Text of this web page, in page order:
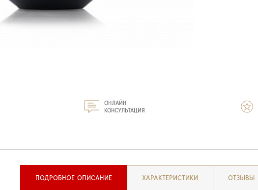
ОНЛАЙН
КОНСУЛЬТАЦИЯ
ПОДРОБНОЕ ОПИСАНИЕ ХАРАКТЕРИСТИКИ ОТЗЫВЫ